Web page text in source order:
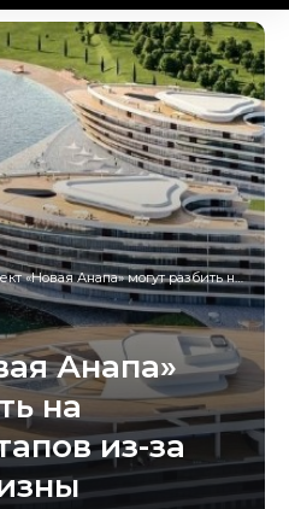
Анапа» могут разбить на несколько этапов из-за его дороговизны
Анапа»
на
из-за